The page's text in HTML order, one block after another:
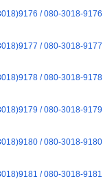
/ 080-3018-9176
/ 080-3018-9177
/ 080-3018-9178
/ 080-3018-9179
/ 080-3018-9180
/ 080-3018-9181